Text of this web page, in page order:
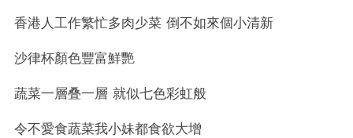
香港人工作繁忙多肉少菜 倒不如來個小清新
沙律杯顏色豐富鮮艷
蔬菜一層叠一層 就似七色彩虹般
令不愛食蔬菜我小妹都食欲大增